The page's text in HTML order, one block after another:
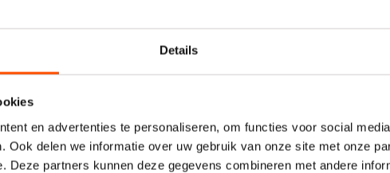
Details
en advertenties te personaliseren, om functies voor social
Ook delen we informatie over uw gebruik van onze site met onze
Deze partners kunnen deze gegevens combineren met andere
Aantal + − Aantal +